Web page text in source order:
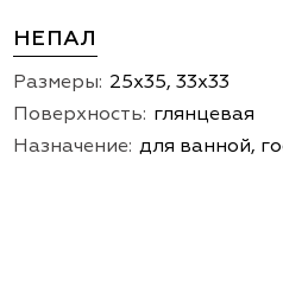
НЕПАЛ
Размеры: 25х35, 33х33
Поверхность: глянцевая
Назначение: для ванной,